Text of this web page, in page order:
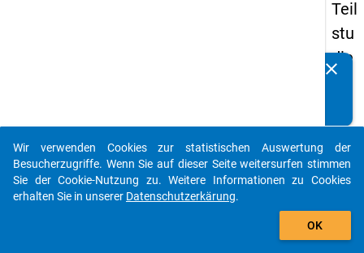
Teil
stu
die
eit
e
We
Details
clear
auto_stories
add_shopping_cart
Wir verwenden Cookies zur statistischen Auswertung der
Besucherzugriffe. Wenn Sie auf dieser Seite weitersurfen stimmen
Sie der Cookie-Nutzung zu. Weitere Informationen zu Cookies
erhalten Sie in unserer Datenschutzerkärung.
OK